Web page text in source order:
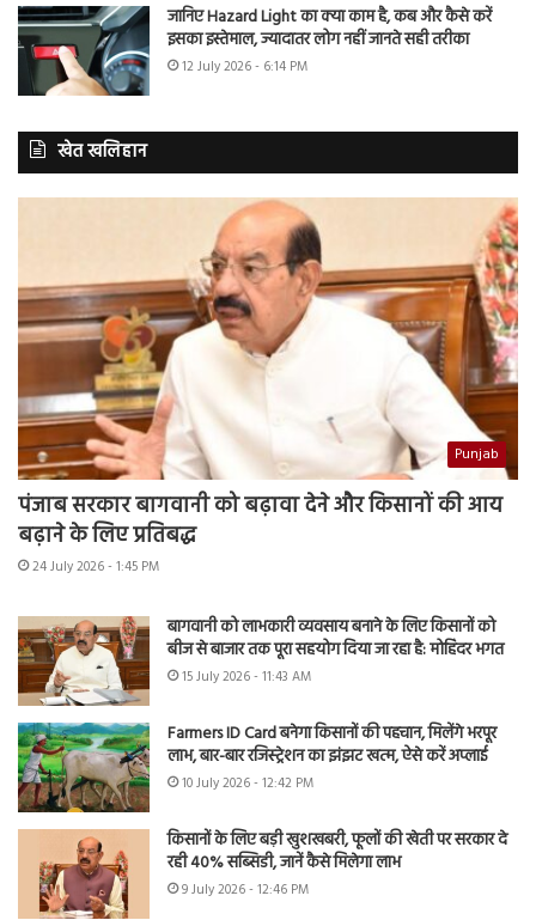
जानिए Hazard Light का क्या काम है, कब और कैसे करें
इसका इस्तेमाल, ज्यादातर लोग नहीं जानते सही तरीका
12 July 2026 - 6:14 PM
खेत खलिहान
Punjab
पंजाब सरकार बागवानी को बढ़ावा देने और किसानों की आय
बढ़ाने के लिए प्रतिबद्ध
24 July 2026 - 1:45 PM
बागवानी को लाभकारी व्यवसाय बनाने के लिए किसानों को
बीज से बाजार तक पूरा सहयोग दिया जा रहा है: मोहिंदर भगत
15 July 2026 - 11:43 AM
Farmers ID Card बनेगा किसानों की पहचान, मिलेंगे भरपूर
लाभ, बार-बार रजिस्ट्रेशन का झंझट खत्म, ऐसे करें अप्लाई
10 July 2026 - 12:42 PM
किसानों के लिए बड़ी खुशखबरी, फूलों की खेती पर सरकार दे
रही 40% सब्सिडी, जानें कैसे मिलेगा लाभ
9 July 2026 - 12:46 PM